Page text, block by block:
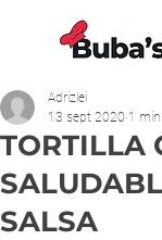
TORTILLA
SALSA
Adrizlei
13 sept 2020 1